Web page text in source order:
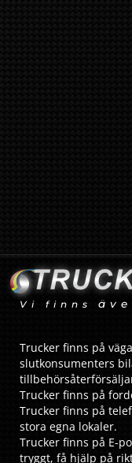
Vi finns
Trucker finns på
slutkonsumenters
Trucker finns på
Trucker finns på
stora egna lokaler.
Trucker finns på E-
tryggt, få hjälp på